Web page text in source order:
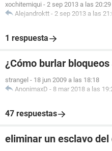
xochitemiqui - 2 sep 2013 a las 20:29
Alejandroktt - 2 sep 2013 a las
1 respuesta
¿Cómo burlar
strangel - 18 jun 2009 a las 18:18
AnonimaxD - 8 mar 2018 a las
47 respuestas
eliminar un esclavo